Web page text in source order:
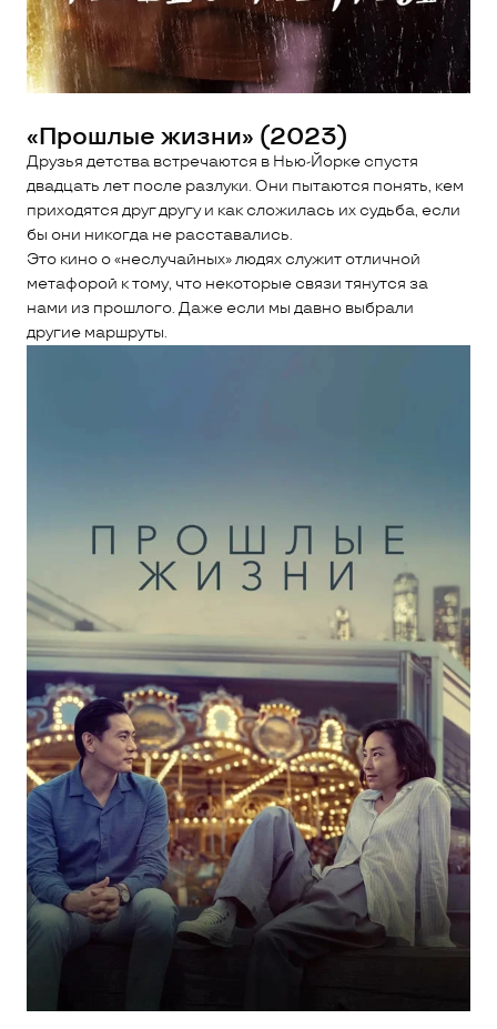
«Прошлые жизни» (2023)
Друзья детства встречаются в Нью-Йорке спустя
двадцать лет после разлуки. Они пытаются понять, кем
приходятся друг другу и как сложилась их судьба, если
бы они никогда не расставались.
Это кино о «неслучайных» людях служит отличной
метафорой к тому, что некоторые связи тянутся за
нами из прошлого. Даже если мы давно выбрали
другие маршруты.